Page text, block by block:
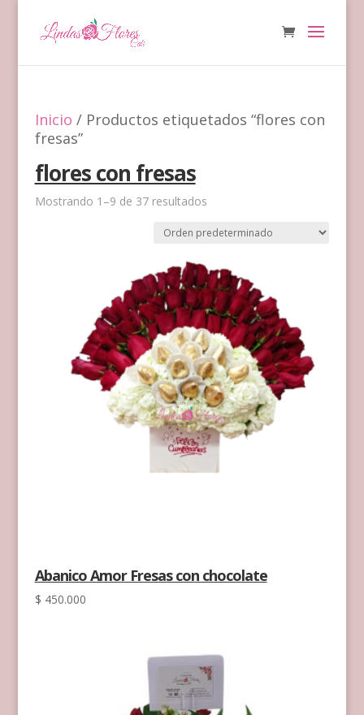
Inicio / Productos etiquetados “flores con
fresas”
flores con fresas
Mostrando 1–9 de 37 resultados
Abanico Amor Fresas con chocolate
$ 450.000